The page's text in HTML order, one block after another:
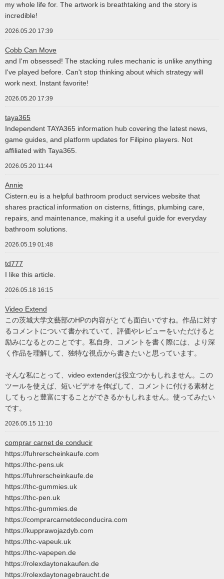
my whole life for. The artwork is breathtaking and the story is
incredible!
2026.05.20 17:39
Cobb Can Move
and I'm obsessed! The stacking rules mechanic is unlike anything
I've played before. Can't stop thinking about which strategy will
work next. Instant favorite!
2026.05.20 17:39
taya365
Independent TAYA365 information hub covering the latest news,
game guides, and platform updates for Filipino players. Not
affiliated with Taya365.
2026.05.20 11:44
Annie
Cistern.eu is a helpful bathroom product services website that
shares practical information on cisterns, fittings, plumbing care,
repairs, and maintenance, making it a useful guide for everyday
bathroom solutions.
2026.05.19 01:48
td777
I like this article.
2026.05.18 16:15
Video Extend
この茨城大学文藝部のHPの内容がとても面白いですね。作品に対す
るコメントについて書かれていて、評価やレビューをいただけると
励みになるとのことです。私自身、コメントを書く際には、より深
く作品を理解して、独特な視点から書きたいと思っています。
そんな私にとって、video extenderは役立つかもしれません。この
ツールを使えば、短いビデオを伸ばして、コメントに付ける素材と
してもっと豊富にすることができるかもしれません。使ってみたい
です。
2026.05.15 11:10
comprar carnet de conducir
https://fuhrerscheinkaufe.com
https://thc-pens.uk
https://fuhrerscheinkaufe.de
https://thc-gummies.uk
https://thc-pen.uk
https://thc-gummies.de
https://comprarcarnetdeconducira.com
https://kupprawojazdyb.com
https://thc-vapeuk.uk
https://thc-vapepen.de
https://rolexdaytonakaufen.de
https://rolexdaytonagebraucht.de